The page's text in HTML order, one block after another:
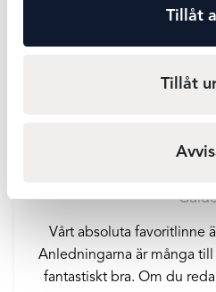
Tillåt
Tillåt
Protes BH:ar
efter
Vårt absoluta favoritlinne
Anledningarna är många
fantastiskt bra. Om du